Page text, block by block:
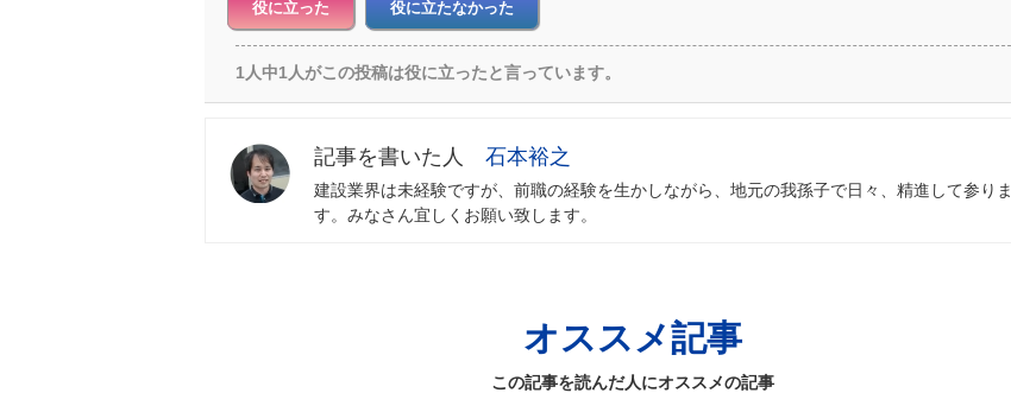
役に立った 役に立たなかった
1人中1人がこの投稿は役に立ったと言っています。
石本裕之
建設業界は未経験ですが、前職の経験を生かしながら、地元の我孫子で日々、精進して参りま
す。みなさん宜しくお願い致します。
オススメ記事
この記事を読んだ人にオススメの記事